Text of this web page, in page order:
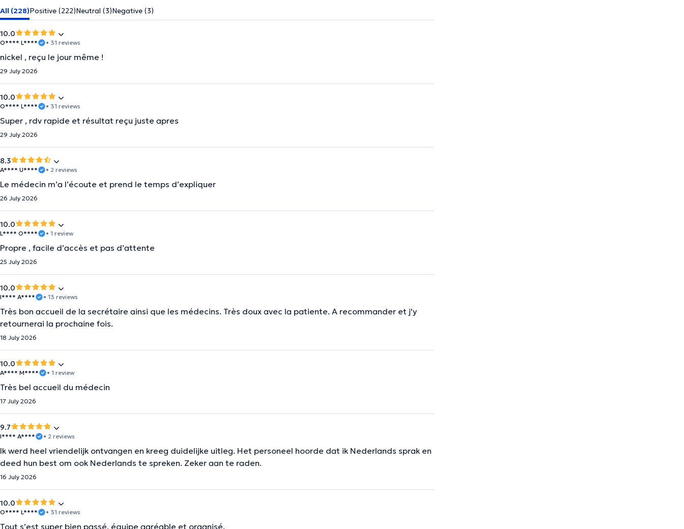
All (228)Positive (222)Neutral (3)Negative (3)
10.0
O**** L**** • 31 reviews
nickel , reçu le jour même !
29 July 2026
10.0
O**** L**** • 31 reviews
Super , rdv rapide et résultat reçu juste apres
29 July 2026
8.3
A**** U**** • 2 reviews
Le médecin m’a l’écoute et prend le temps d’expliquer
26 July 2026
10.0
L**** O**** • 1 review
Propre , facile d’accès et pas d’attente
25 July 2026
10.0
I**** A**** • 13 reviews
Très bon accueil de la secrétaire ainsi que les médecins. Très doux avec la patiente. A recommander et j'y
retournerai la prochaine fois.
18 July 2026
10.0
A**** M**** • 1 review
Très bel accueil du médecin
17 July 2026
9.7
I**** A**** • 2 reviews
Ik werd heel vriendelijk ontvangen en kreeg duidelijke uitleg. Het personeel hoorde dat ik Nederlands sprak en
deed hun best om ook Nederlands te spreken. Zeker aan te raden.
16 July 2026
10.0
O**** L**** • 31 reviews
Tout s’est super bien passé. équipe agréable et organisé.